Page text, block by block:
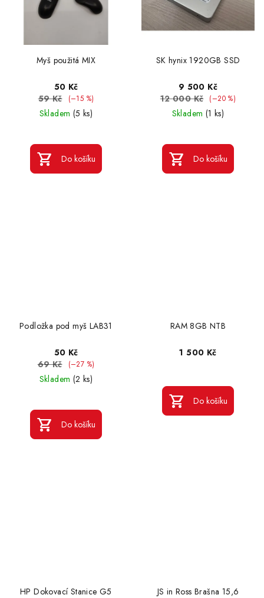
Myš použitá MIX
50 Kč
59 Kč
(–15 %)
Skladem (5 ks)
Do košíku
SK hynix 1920GB SSD
9 500 Kč
12 000 Kč (–20 %)
Skladem (1 ks)
Do košíku
Podložka pod myš LAB31
50 Kč
69 Kč
(–27 %)
Skladem (2 ks)
Do košíku
RAM 8GB NTB
1 500 Kč
Do košíku
HP Dokovací Stanice G5 JS in Ross Brašna 15,6